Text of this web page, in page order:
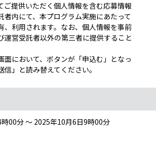
提供いただく個人情報を含む応募情報
者内にて、本プログラム実施にあたって
、利用されます。なお、個人情報を事前
運営受託者以外の第三者に提供すること
において、ボタンが「申込む」となっ
信」と読み替えてください。
00分 ～ 2025年10月6日9時00分